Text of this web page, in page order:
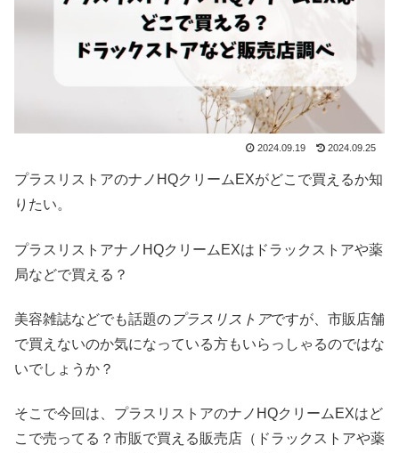
2024.09.19 2024.09.25
プラスリストアのナノHQクリームEXがどこで買えるか知
りたい。
プラスリストアナノHQクリームEXはドラックストアや薬
局などで買える？
美容雑誌などでも話題のプラスリストアですが、市販店舗
で買えないのか気になっている方もいらっしゃるのではな
いでしょうか？
そこで今回は、プラスリストアのナノHQクリームEXはど
こで売ってる？市販で買える販売店（ドラックストアや薬